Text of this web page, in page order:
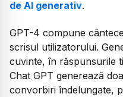
de AI generativ.
GPT-4 compune
scrisul utilizatorului.
cuvinte, în răspunsurile
Chat GPT generează
convorbiri îndelungate,